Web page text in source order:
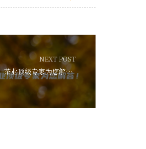
NEXT POST
迷迭香茶能放多久？茶业顶级专家为您解答！